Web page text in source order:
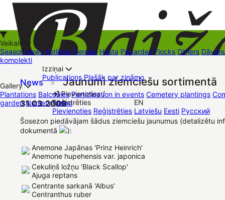
+37126545879 baizas@baizas.lv
Pievienoties /
Reģistrēties
Pievienoties Reģistrēties
EN
Latviešu Eesti Русский
Veikals
Season news Astilbes Cereals Hosta Papardes Flocks Others
komplekti
Kā iepirkties
Izziņai
Publications Plašāk par zināmo
Gallery
Plantations Balconies Participation in events Cemetery plantings
garden Nursery Video
Contacts Dāvanu kartes Augu komplekti
News » Jaunumi ziemciešu sortimentā
31.03.2009
Šosezon piedāvājam šādus ziemciešu jaunumus (detalizētu
dokumentā
):
Anemone Japānas 'Prinz Heinrich'
Anemone hupehensis var. japonica
Cekuliņš ložņu 'Black Scallop'
Ajuga reptans
Centrante sarkanā 'Albus'
Centranthus ruber